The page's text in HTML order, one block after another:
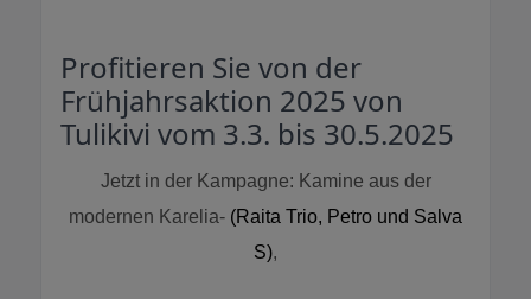
Profitieren Sie von der
Frühjahrsaktion 2025 von
Tulikivi vom 3.3. bis 30.5.2025
Jetzt in der Kampagne: Kamine aus der
modernen Karelia- (Raita Trio, Petro und Salva
S),